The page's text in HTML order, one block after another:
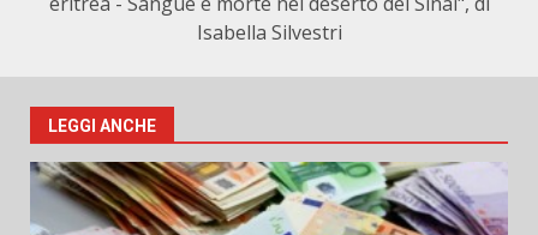
Isabella Silvestri
LEGGI ANCHE